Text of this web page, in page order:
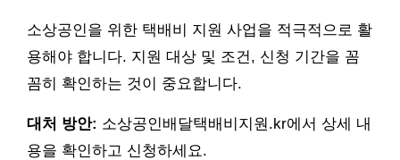
소상공인을 위한 택배비 지원 사업을 적극적으로 활
용해야 합니다. 지원 대상 및 조건, 신청 기간을 꼼
꼼히 확인하는 것이 중요합니다.
대처 방안: 소상공인배달택배비지원.kr에서 상세 내
용을 확인하고 신청하세요.